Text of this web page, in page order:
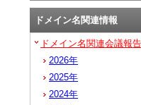
ドメイン名関連情報
ドメイン名関連会議報告
2026年
2025年
2024年